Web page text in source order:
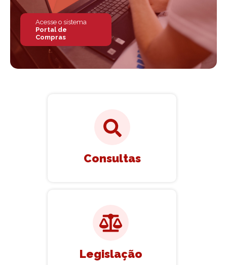
Acesse o sistema
Portal de
Compras
Consultas
Legislação